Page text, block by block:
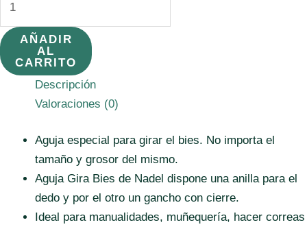
AÑADIR
AL
CARRITO
Descripción
Valoraciones (0)
Aguja especial para girar el bies. No importa el
tamaño y grosor del mismo.
Aguja Gira Bies de Nadel dispone una anilla para el
dedo y por el otro un gancho con cierre.
Ideal para manualidades, muñequería, hacer correas